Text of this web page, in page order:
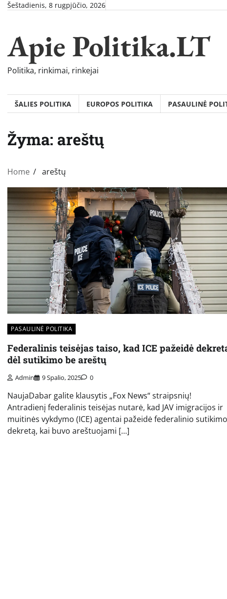
SkipŠeštadienis, 8 rugpjūčio, 2026
Apie Politika.LT
Politika, rinkimai, rinkejai
ŠALIES POLITIKA EUROPOS POLITIKA PASAULINĖ
Žyma: areštų
Home areštų
PASAULINĖ POLITIKA
Federalinis teisėjas taiso, kad ICE pažeidė
dėl sutikimo be areštų
Admin 9 Spalio, 2025 0
NaujaDabar galite klausytis „Fox News“ straipsnių!
Antradienį federalinis teisėjas nutarė, kad JAV imigracijos ir
muitinės vykdymo (ICE) agentai pažeidė federalinio sutikimo
dekretą, kai buvo areštuojami […]